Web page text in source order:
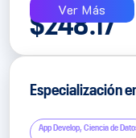
$248.17
Ver Más
Especialización
App Develop, Ciencia de